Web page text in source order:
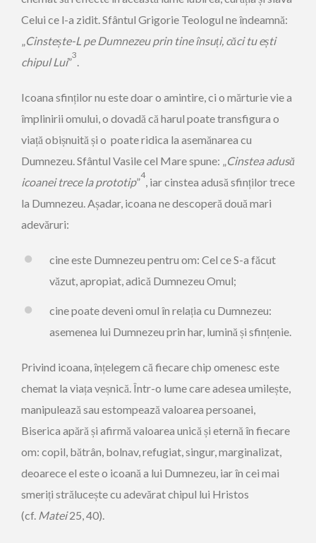
Celui ce l-a zidit. Sfântul Grigorie Teologul ne îndeamnă:
„Cinstește-L pe Dumnezeu prin tine însuți, căci tu ești
chipul Lui”
3
.
Icoana sfinților nu este doar o amintire, ci o mărturie vie a
împlinirii omului, o dovadă că harul poate transfigura o
viață obiș­nuită și o poate ridica la asemănarea cu
Dumnezeu. Sfântul ­Vasile cel Mare spune: „Cinstea adusă
icoanei trece la prototip”
4
, iar cinstea adusă sfinților trece
la Dumnezeu. Așadar, icoana ne descoperă două mari
adevăruri:
cine este Dumnezeu pentru om: Cel ce S-a făcut
văzut, apropiat, adică Dumnezeu Omul;
cine poate deveni omul în relația cu Dumnezeu:
asemenea lui Dumnezeu prin har, lumină și sfințenie.
Privind icoana, înțelegem că fiecare chip omenesc este
chemat la viața veșnică. Într-o lume care adesea umilește,
manipulează sau estompează valoarea persoanei,
Biserica apără și afirmă valoarea unică și eternă în fiecare
om: copil, bătrân, bolnav, refugiat, singur, marginalizat,
deoarece el este o icoană a lui Dumnezeu, iar în cei mai
smeriți strălucește cu adevărat chipul lui Hristos
(cf. Matei25, 40).